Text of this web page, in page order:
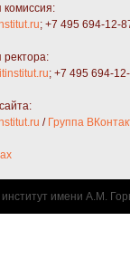
; +7 495 694-12-
; +7 495 694-
/ Группа
имени А.М.